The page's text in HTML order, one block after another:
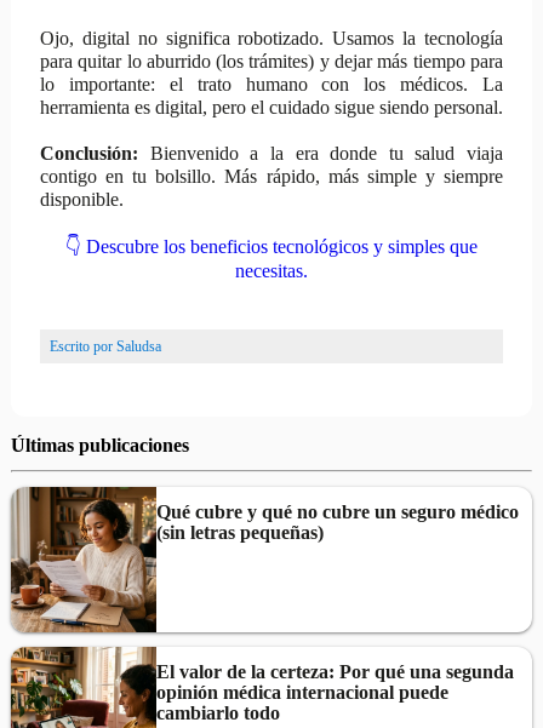
Ojo, digital no significa robotizado. Usamos la tecnología
para quitar lo aburrido (los trámites) y dejar más tiempo para
lo importante: el trato humano con los médicos. La
herramienta es digital, pero el cuidado sigue siendo personal.
Conclusión: Bienvenido a la era donde tu salud viaja
contigo en tu bolsillo. Más rápido, más simple y siempre
disponible.
👇 Descubre los beneficios tecnológicos y simples que
necesitas.
Escrito por Saludsa
Últimas publicaciones
Qué cubre y qué no cubre un seguro médico
(sin letras pequeñas)
El valor de la certeza: Por qué una segunda
opinión médica internacional puede
cambiarlo todo